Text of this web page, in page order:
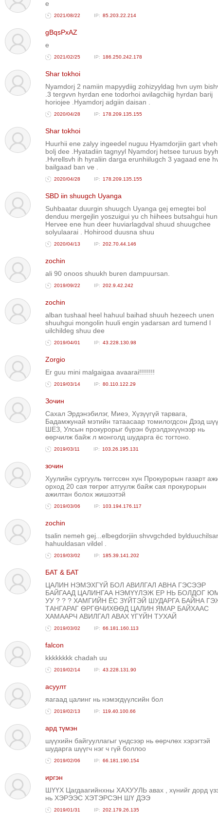
e
2021/08/22 85.203.22.214
gBqsPxAZ
e
2021/02/25 186.250.242.178
Shar tokhoi
Nyamdorj 2 namiin mapyydiig zohizyyldag hvn uym
.3 tergvvn hyrdan ene todorhoi avilagchiig hyrdan barij
horiojee .Hyamdorj adgiin daisan .
2020/04/28 178.209.135.155
Shar tokhoi
Huurhii ene zalyy ingeedel nuguu Hyamdorjiin gart vheh
bolj dee .Hyatadiin tagnyyl Nyamdorj hetsee turuus
.Hvrellsvh ih hyraliin darga erunhiilugch 3 yagaad ene
bailgaad ban ve .
2020/04/28 178.209.135.155
SBD iin shuugch Uyanga
Suhbaatar duurgin shuugch Uyanga gej emegtei bol
denduu mergejlin yoszuigui yu ch hiihees butsahgui
Hervee ene hun deer huviarlagdval shuud shuugchee
solyulaarai . Hohirood duusna shuu
2020/04/13 202.70.44.146
zochin
ali 90 onoos shuukh buren dampuursan.
2019/09/22 202.9.42.242
zochin
alban tushaal heel hahuul baihad shuuh hezeech unen
shuuhgui mongolin huuli engin yadarsan ard tumend l
uilchildeg shuu dee
2019/04/01 43.228.130.98
Zorgio
Er guu mini malgaigaa avaarai!!!!!!!!
2019/03/14 80.110.122.29
Зочин
Сахал Эрдэнэбилэг, Миеэ, Хүзүүгүй тарвага,
Бадамжунай мэтийн татаасаар томилогдсон Дээд
ШЕЗ, Улсын прокурорыг бүрэн бүрэлдэхүүнээр нь
өөрчилж байж л монголд шударга ёс тогтоно.
2019/03/11 103.26.195.131
зочин
Хуулийн сургууль төггссөн хүн Прокурорын газарт
орход 20 сая төгрөг атгуулж байж сая прокурорын
ажилтан болох жишээтэй
2019/03/06 103.194.176.117
zochin
tsalin nemeh gej...elbegdorjiin shvvgchded
hahuuldasan vildel .
2019/03/02 185.39.141.202
БАТ & БАТ
ЦАЛИН НЭМЭХГҮЙ БОЛ АВИЛГАЛ АВНА ГЭСЭЭР
БАЙГААД ЦАЛИНГАА НЭМҮҮЛЭЖ ЕР НЬ БОЛДОГ
УУ ? ? ? ХАМГИЙН ЁС ЗҮЙТЭЙ ШУДАРГА БАЙНА
ТАНГАРАГ ѲРГѲЧИХѲѲД ЦАЛИН ЯМАР БАЙХААС
ХАМААРЧ АВИЛГАЛ АВАХ ҮГҮЙН ТУХАЙ
2019/03/02 66.181.160.113
falcon
kkkkkkkk chadah uu
2019/02/14 43.228.131.90
асуулт
яагаад цалинг нь нэмэгдүүлсийн бол
2019/02/13 119.40.100.66
ард түмэн
шүүхийн байгууллагыг үндсээр нь өөрчлөх хэрэгтэй
шударга шүүгч нэг ч гүй боллоо
2019/02/06 66.181.190.154
иргэн
ШҮҮХ Цагдаагийнхны ХАХУУЛЬ авах , хүнийг дорд
нь ХЭРЭЭС ХЭТЭРСЭН ШҮ ДЭЭ
2019/01/31 202.179.26.135